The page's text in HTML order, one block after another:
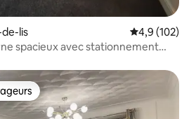
lis Évaluation
4,9 (102)
spacieux avec stationnement
les plus appréciés